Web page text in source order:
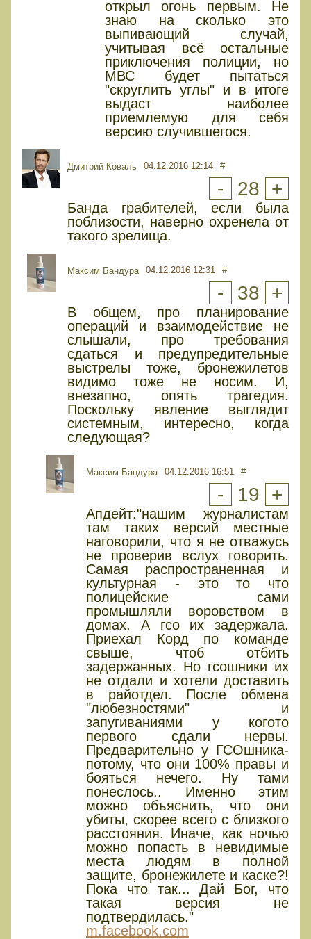
открыл огонь первым. Не
знаю на сколько это
выпивающий случай,
учитывая всё остальные
приключения полиции, но
МВС будет пытаться
"скруглить углы" и в итоге
выдаст наиболее
приемлемую для себя
версию случившегося.
Дмитрий Коваль 04.12.2016 12:14 #
- 28 +
Банда грабителей, если была
поблизости, наверно охренела от
такого зрелища.
Максим Бандура 04.12.2016 12:31 #
- 38 +
В общем, про планирование
операций и взаимодействие не
слышали, про требования
сдаться и предупредительные
выстрелы тоже, бронежилетов
видимо тоже не носим. И,
внезапно, опять трагедия.
Поскольку явление выглядит
системным, интересно, когда
следующая?
Максим Бандура 04.12.2016 16:51 #
- 19 +
Апдейт:"нашим журналистам
там таких версий местные
наговорили, что я не отважусь
не проверив вслух говорить.
Самая распространенная и
культурная - это то что
полицейские сами
промышляли воровством в
домах. А гсо их задержала.
Приехал Корд по команде
свыше, чтоб отбить
задержанных. Но гсошники их
не отдали и хотели доставить
в райотдел. После обмена
"любезностями" и
запугиваниями у когото
первого сдали нервы.
Предварительно у ГСОшника-
потому, что они 100% правы и
бояться нечего. Ну тами
понеслось.. Именно этим
можно объяснить, что они
убиты, скорее всего с близкого
расстояния. Иначе, как ночью
можно попасть в невидимые
места людям в полной
защите, бронежилете и каске?!
Пока что так... Дай Бог, что
такая версия не
подтвердилась."
m.facebook.com